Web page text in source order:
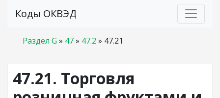
Коды ОКВЭД
Раздел G » 47» 47.2 » 47.21
47.21. Торговля